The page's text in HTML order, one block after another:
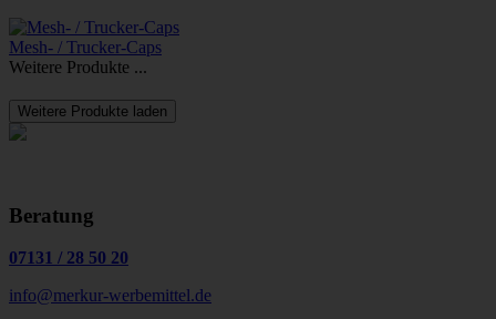
Mesh- / Trucker-Caps
Weitere Produkte ...
Weitere Produkte laden
Beratung
07131 / 28 50 20
info@merkur-werbemittel.de